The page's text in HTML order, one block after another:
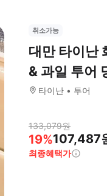
취소가능
대만 타이난
& 과일 투어
타이난 투어
133,079원
19%107,487
최종혜택가